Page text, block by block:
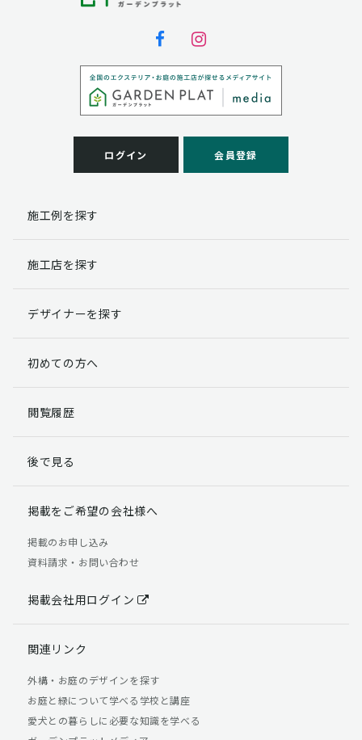
ログイン 会員登録
施工例を探す
施工店を探す
デザイナーを探す
初めての方へ
閲覧履歴
後で見る
掲載をご希望の会社様へ
掲載のお申し込み
資料請求・お問い合わせ
掲載会社用ログイン
関連リンク
外構・お庭のデザインを探す
お庭と緑について学べる学校と講座
愛犬との暮らしに必要な知識を学べる